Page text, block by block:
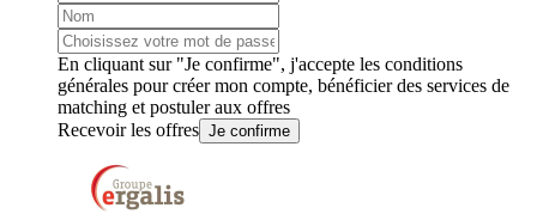
En cliquant sur "Je confirme", j'accepte les conditions
générales pour créer mon compte, bénéficier des services de
matching et postuler aux offres
Recevoir les offres Je confirme